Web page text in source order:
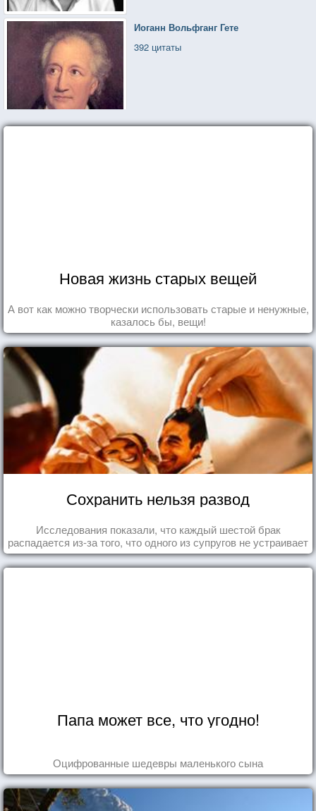
Иоганн Вольфганг Гете
392 цитаты
Новая жизнь старых вещей
А вот как можно творчески использовать старые и ненужные,
казалось бы, вещи!
Сохранить нельзя развод
Исследования показали, что каждый шестой брак
распадается из-за того, что одного из супругов не устраивает
та роль, которая выпала ему в семье.
Папа может все, что угодно!
Оцифрованные шедевры маленького сына